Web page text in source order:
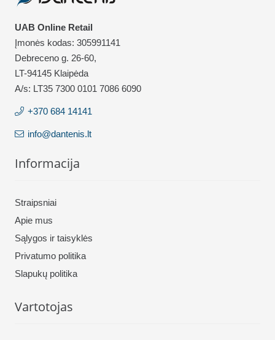
UAB Online Retail
Įmonės kodas: 305991141
Debreceno g. 26-60,
LT-94145 Klaipėda
A/s: LT35 7300 0101 7086 6090
+370 684 14141
info@dantenis.lt
Informacija
Straipsniai
Apie mus
Sąlygos ir taisyklės
Privatumo politika
Slapukų politika
Vartotojas